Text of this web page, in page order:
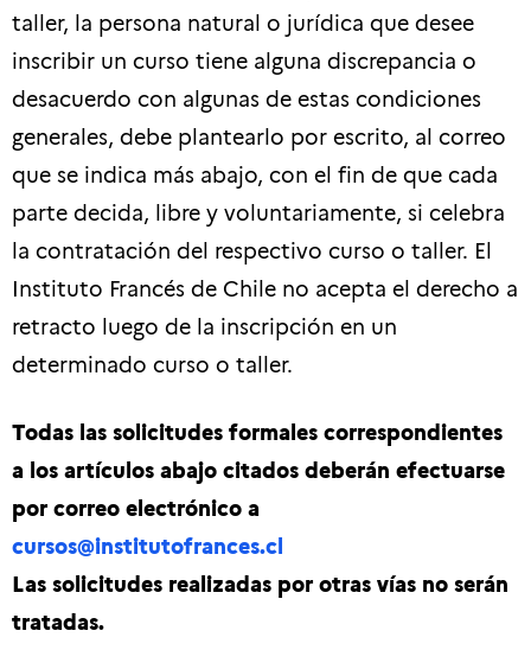
taller, la persona natural o jurídica que desee
inscribir un curso tiene alguna discrepancia o
desacuerdo con algunas de estas condiciones
generales, debe plantearlo por escrito, al correo
que se indica más abajo, con el fin de que cada
parte decida, libre y voluntariamente, si celebra
la contratación del respectivo curso o taller. El
Instituto Francés de Chile no acepta el derecho a
retracto luego de la inscripción en un
determinado curso o taller.
Todas las solicitudes formales correspondientes
a los artículos abajo citados deberán efectuarse
por correo electrónico a
cursos@institutofrances.cl
Las solicitudes realizadas por otras vías no serán
tratadas.